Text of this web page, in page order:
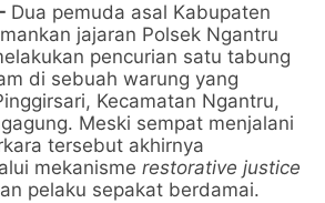
Dua pemuda asal Kabupaten
jajaran Polsek Ngantru
pencurian satu tabung
di sebuah warung yang
Kecamatan Ngantru,
Meski sempat menjalani
tersebut akhirnya
mekanismerestorative justice
pelaku sepakat berdamai.